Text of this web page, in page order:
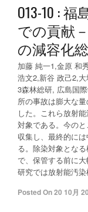
O13-10 :
での貢献
の減容化
加藤 純一1,金原 和
浩文2,新谷 政己2,
3森林総研, 広島国
所の事故は膨大な
した。これら放射
対象である。今の
収集し、最終的に
る。除染対象とな
で、保管する前に
研究では放射能汚染
Posted On20 10月